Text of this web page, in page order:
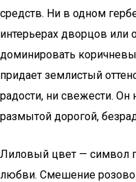
средств. Ни в одном
интерьерах дворцов или
доминировать
придает землистый
радости, ни свежести. Он
размытой дорогой,
Лиловый цвет — символ
любви. Смешение